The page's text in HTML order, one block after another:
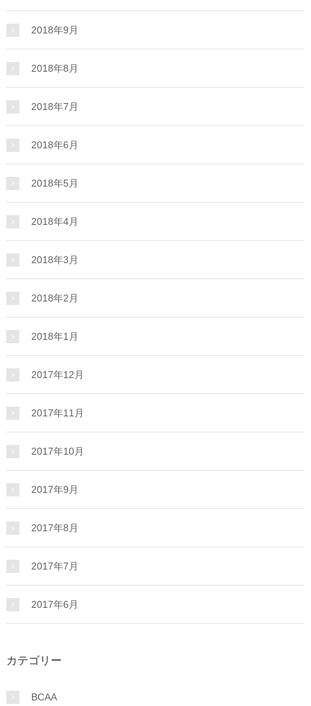
2018年9月
2018年8月
2018年7月
2018年6月
2018年5月
2018年4月
2018年3月
2018年2月
2018年1月
2017年12月
2017年11月
2017年10月
2017年9月
2017年8月
2017年7月
2017年6月
カテゴリー
BCAA